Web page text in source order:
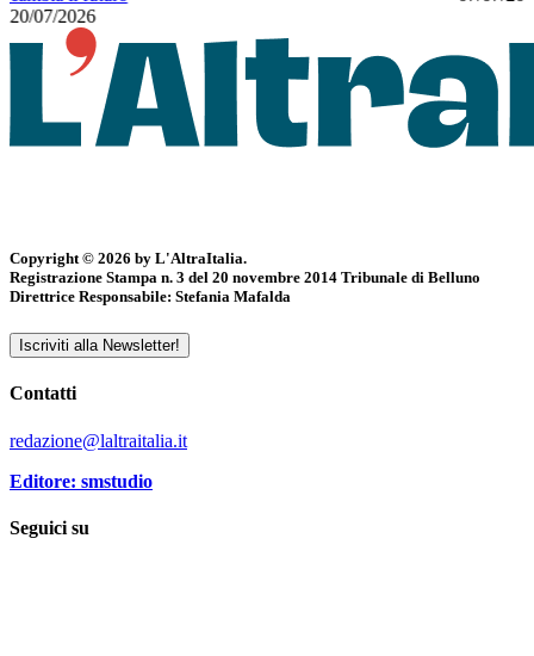
20/07/2026
Copyright © 2026 by L'AltraItalia.
Registrazione Stampa n. 3 del 20 novembre 2014 Tribunale di Belluno
Direttrice Responsabile: Stefania Mafalda
Iscriviti alla Newsletter!
Contatti
redazione@laltraitalia.it
Editore: smstudio
Seguici su